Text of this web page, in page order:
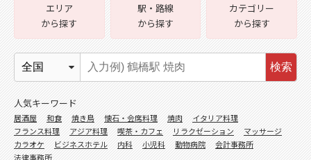
エリア
から探す
駅・路線
から探す
カテゴリー
から探す
検索
人気キーワード
居酒屋 和食 焼き鳥 懐石・会席料理 焼肉
イタリア料理
フランス料理
アジア料理 喫茶・カフェ リラクゼーション
マッサージ
カラオケ
ビジネスホテル 内科 小児科 動物病院
会計事務所
法律事務所